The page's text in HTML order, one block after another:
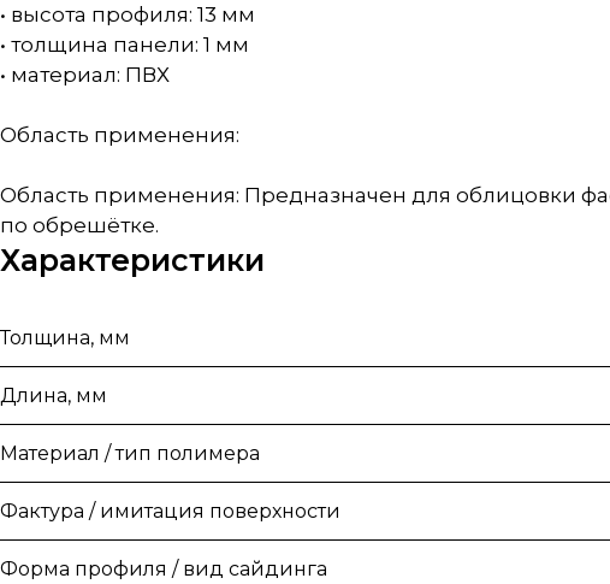
• высота профиля: 13 мм
• толщина панели: 1 мм
• материал: ПВХ
Область применения:
Область применения: Предназначен для облицовки
по обрешётке.
Характеристики
Толщина, мм
Длина, мм
Материал / тип полимера
Фактура / имитация поверхности
Форма профиля / вид сайдинга